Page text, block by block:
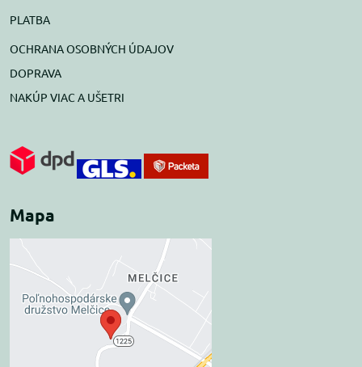
PLATBA
OCHRANA OSOBNÝCH ÚDAJOV
DOPRAVA
NAKÚP VIAC A UŠETRI
Mapa
Externý obsah je
blokovaný Voľbami
súkromia
Prajete si načítať externý obsah?